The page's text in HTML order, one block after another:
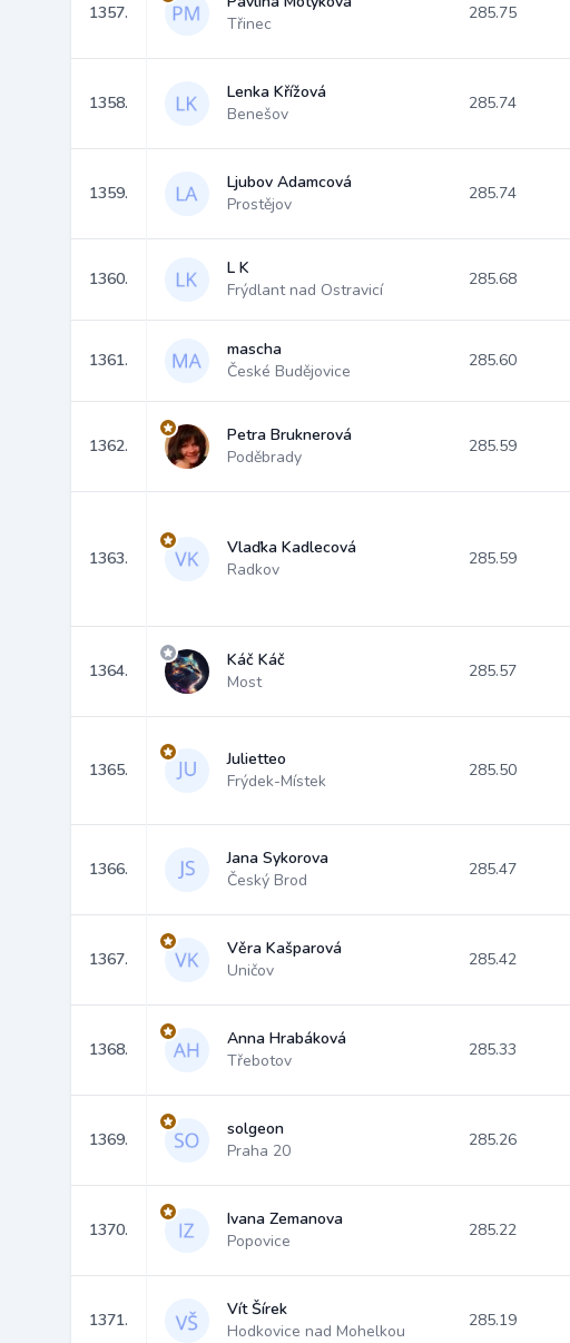
1357.
Třinec
285.75
1358.
Lenka Křížová
Benešov
285.74
1359.
Ljubov Adamcová
Prostějov
285.74
1360.
L K
Frýdlant nad Ostravicí
285.68
1361.
mascha
České Budějovice
285.60
1362.
Petra Bruknerová
Poděbrady
285.59
1363.
Vlaďka Kadlecová
Radkov
285.59
1364.
Káč Káč
Most
285.57
1365.
Julietteo
Frýdek-Místek
285.50
1366.
Jana Sykorova
Český Brod
285.47
1367.
Věra Kašparová
Uničov
285.42
1368.
Anna Hrabáková
Třebotov
285.33
1369.
solgeon
Praha 20
285.26
1370.
Ivana Zemanova
Popovice
285.22
1371.
Vít Šírek
Hodkovice nad Mohelkou
285.19